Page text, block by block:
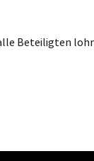
Beteiligten